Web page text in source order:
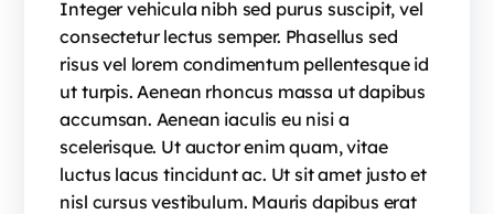
Integer vehicula nibh sed purus suscipit, vel
consectetur lectus semper. Phasellus sed
risus vel lorem condimentum pellentesque id
ut turpis. Aenean rhoncus massa ut dapibus
accumsan. Aenean iaculis eu nisi a
scelerisque. Ut auctor enim quam, vitae
luctus lacus tincidunt ac. Ut sit amet justo et
nisl cursus vestibulum. Mauris dapibus erat